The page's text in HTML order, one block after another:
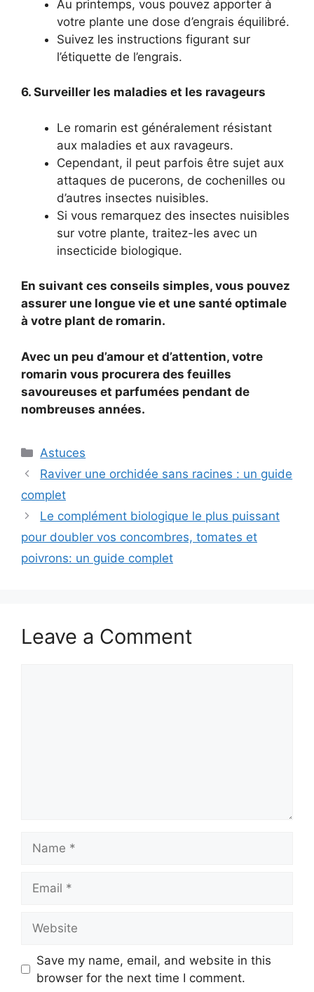
Au printemps, vous pouvez apporter à
votre plante une dose d’engrais équilibré.
Suivez les instructions figurant sur
l’étiquette de l’engrais.
6. Surveiller les maladies et les ravageurs
Le romarin est généralement résistant
aux maladies et aux ravageurs.
Cependant, il peut parfois être sujet aux
attaques de pucerons, de cochenilles ou
d’autres insectes nuisibles.
Si vous remarquez des insectes nuisibles
sur votre plante, traitez-les avec un
insecticide biologique.
En suivant ces conseils simples, vous pouvez
assurer une longue vie et une santé optimale
à votre plant de romarin.
Avec un peu d’amour et d’attention, votre
romarin vous procurera des feuilles
savoureuses et parfumées pendant de
nombreuses années.
Categories
Astuces
Raviver une orchidée sans racines : un guide
complet
Le complément biologique le plus puissant
pour doubler vos concombres, tomates et
poivrons: un guide complet
Leave a Comment
Save my name, email, and website in this
browser for the next time I comment.